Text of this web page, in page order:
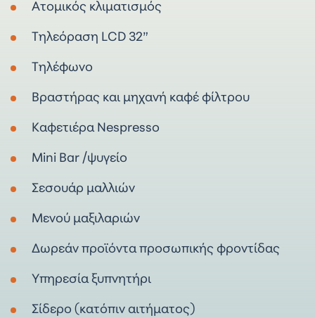
Ατομικός κλιματισμός
Τηλεόραση LCD 32”
Τηλέφωνο
Βραστήρας και μηχανή καφέ φίλτρου
Καφετιέρα Nespresso
Mini Bar /ψυγείο
Σεσουάρ μαλλιών
Μενού μαξιλαριών
Δωρεάν προϊόντα προσωπικής φροντίδας
Υπηρεσία ξυπνητήρι
Σίδερο (κατόπιν αιτήματος)